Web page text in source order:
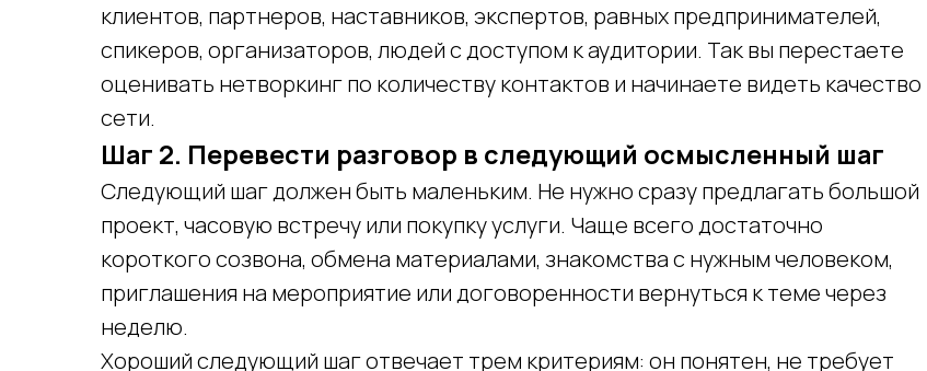
клиентов, партнеров, наставников, экспертов, равных предпринимателей,
спикеров, организаторов, людей с доступом к аудитории. Так вы перестаете
оценивать нетворкинг по количеству контактов и начинаете видеть качество
сети.
Шаг 2. Перевести разговор в следующий осмысленный шаг
Следующий шаг должен быть маленьким. Не нужно сразу предлагать большой
проект, часовую встречу или покупку услуги. Чаще всего достаточно
короткого созвона, обмена материалами, знакомства с нужным человеком,
приглашения на мероприятие или договоренности вернуться к теме через
неделю.
Хороший следующий шаг отвечает трем критериям: он понятен, не требует